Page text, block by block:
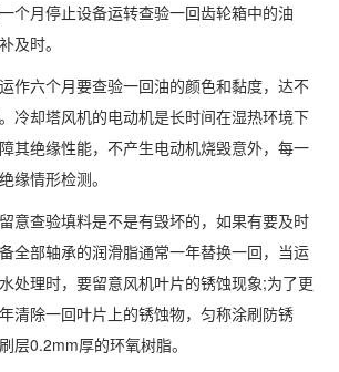
个月停止设备运转查验一回齿轮箱中的油
及时。
六个月要查验一回油的颜色和黏度，达不
冷却塔风机的电动机是长时间在湿热环境下
其绝缘性能，不产生电动机烧毁意外，每一
缘情形检测。
查验填料是不是有毁坏的，如果有要及时
全部轴承的润滑脂通常一年替换一回，当运
处理时，要留意风机叶片的锈蚀现象;为了更
清除一回叶片上的锈蚀物，匀称涂刷防锈
层0.2mm厚的环氧树脂。